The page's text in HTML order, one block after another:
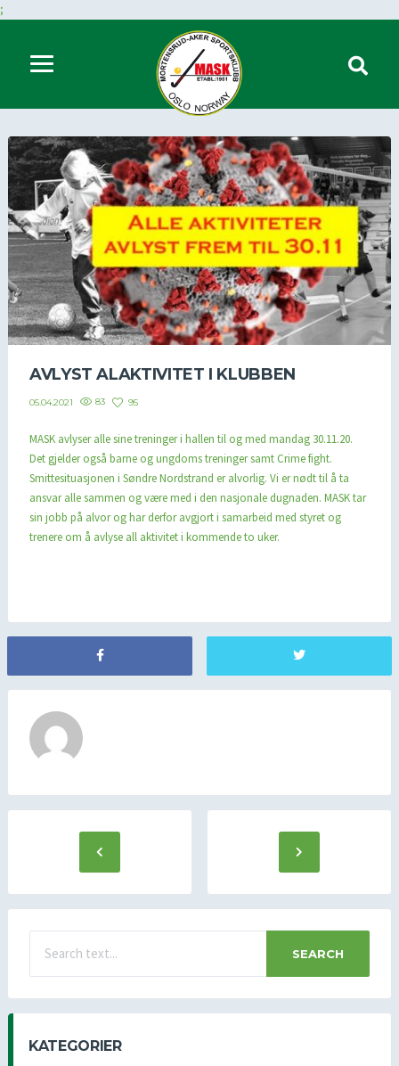
;
AVLYST ALAKTIVITET I KLUBBEN
05.04.2021 83 95
MASK avlyser alle sine treninger i hallen til og med mandag 30.11.20.
Det gjelder også barne og ungdoms treninger samt Crime fight.
Smittesituasjonen i Søndre Nordstrand er alvorlig. Vi er nødt til å ta
ansvar alle sammen og være med i den nasjonale dugnaden. MASK tar
sin jobb på alvor og har derfor avgjort i samarbeid med styret og
trenere om å avlyse all aktivitet i kommende to uker.
SEARCH
KATEGORIER